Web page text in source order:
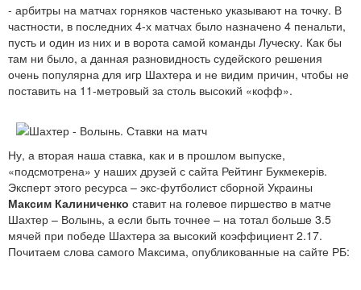
- арбитры на матчах горняков частенько указывают на точку. В
частности, в последних 4-х матчах было назначено 4 пенальти,
пусть и один из них и в ворота самой команды Луческу. Как бы
там ни было, а данная разновидность судейского решения
очень популярна для игр Шахтера и не видим причин, чтобы не
поставить на 11-метровый за столь высокий «кофф».
Ну, а вторая наша ставка, как и в прошлом выпуске,
«подсмотрена» у наших друзей с сайта Рейтинг Букмекерів.
Эксперт этого ресурса – экс-футболист сборной Украины
Максим Калиниченко ставит на голевое пиршество в матче
Шахтер – Волынь, а если быть точнее – на тотал больше 3.5
мячей при победе Шахтера за высокий коэффициент 2.17.
Почитаем слова самого Максима, опубликованные на сайте РБ: